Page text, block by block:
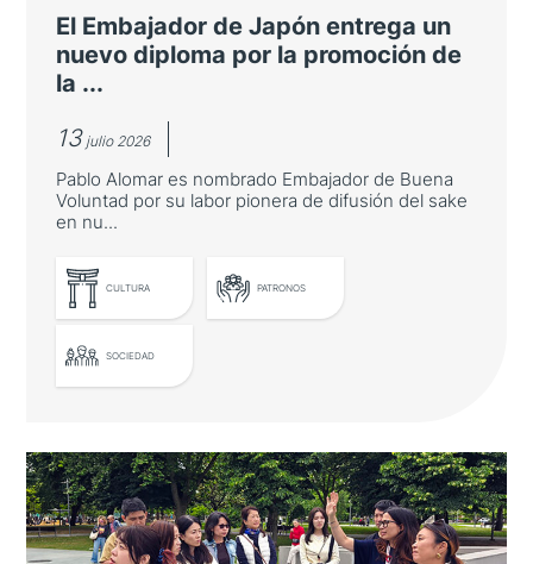
El Embajador de Japón entrega un
nuevo diploma por la promoción de
la ...
13julio 2026
Pablo Alomar es nombrado Embajador de Buena
Voluntad por su labor pionera de difusión del sake
en nu...
CULTURA PATRONOS
SOCIEDAD
El Embajador de Japón entrega un
nuevo diploma por la promoción de
la gastronomía japonesa